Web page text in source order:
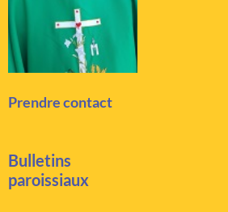
Prendre contact
Bulletins
paroissiaux